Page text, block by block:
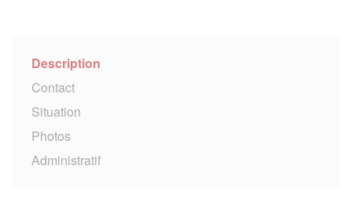
Description
Contact
Situation
Photos
Administratif